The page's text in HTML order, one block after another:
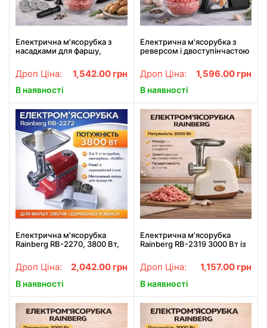
Електрична м'ясорубка з
насадками для фаршу,
R.3374 1000W
Дроп Ціна: 1,542.00 грн
В наявності
Електрична м'ясорубка з
реверсом і двоступінчастою
800W
Дроп Ціна: 1,596.00 грн
В наявності
Електрична м'ясорубка
Rainberg RB-2270, 3800 Вт,
соковижимачем та
овочерізкою
Дроп Ціна: 2,042.00 грн
В наявності
Електрична м'ясорубка
Rainberg RB-2319 3000 Вт із
Дроп Ціна: 1,157.00 грн
В наявності